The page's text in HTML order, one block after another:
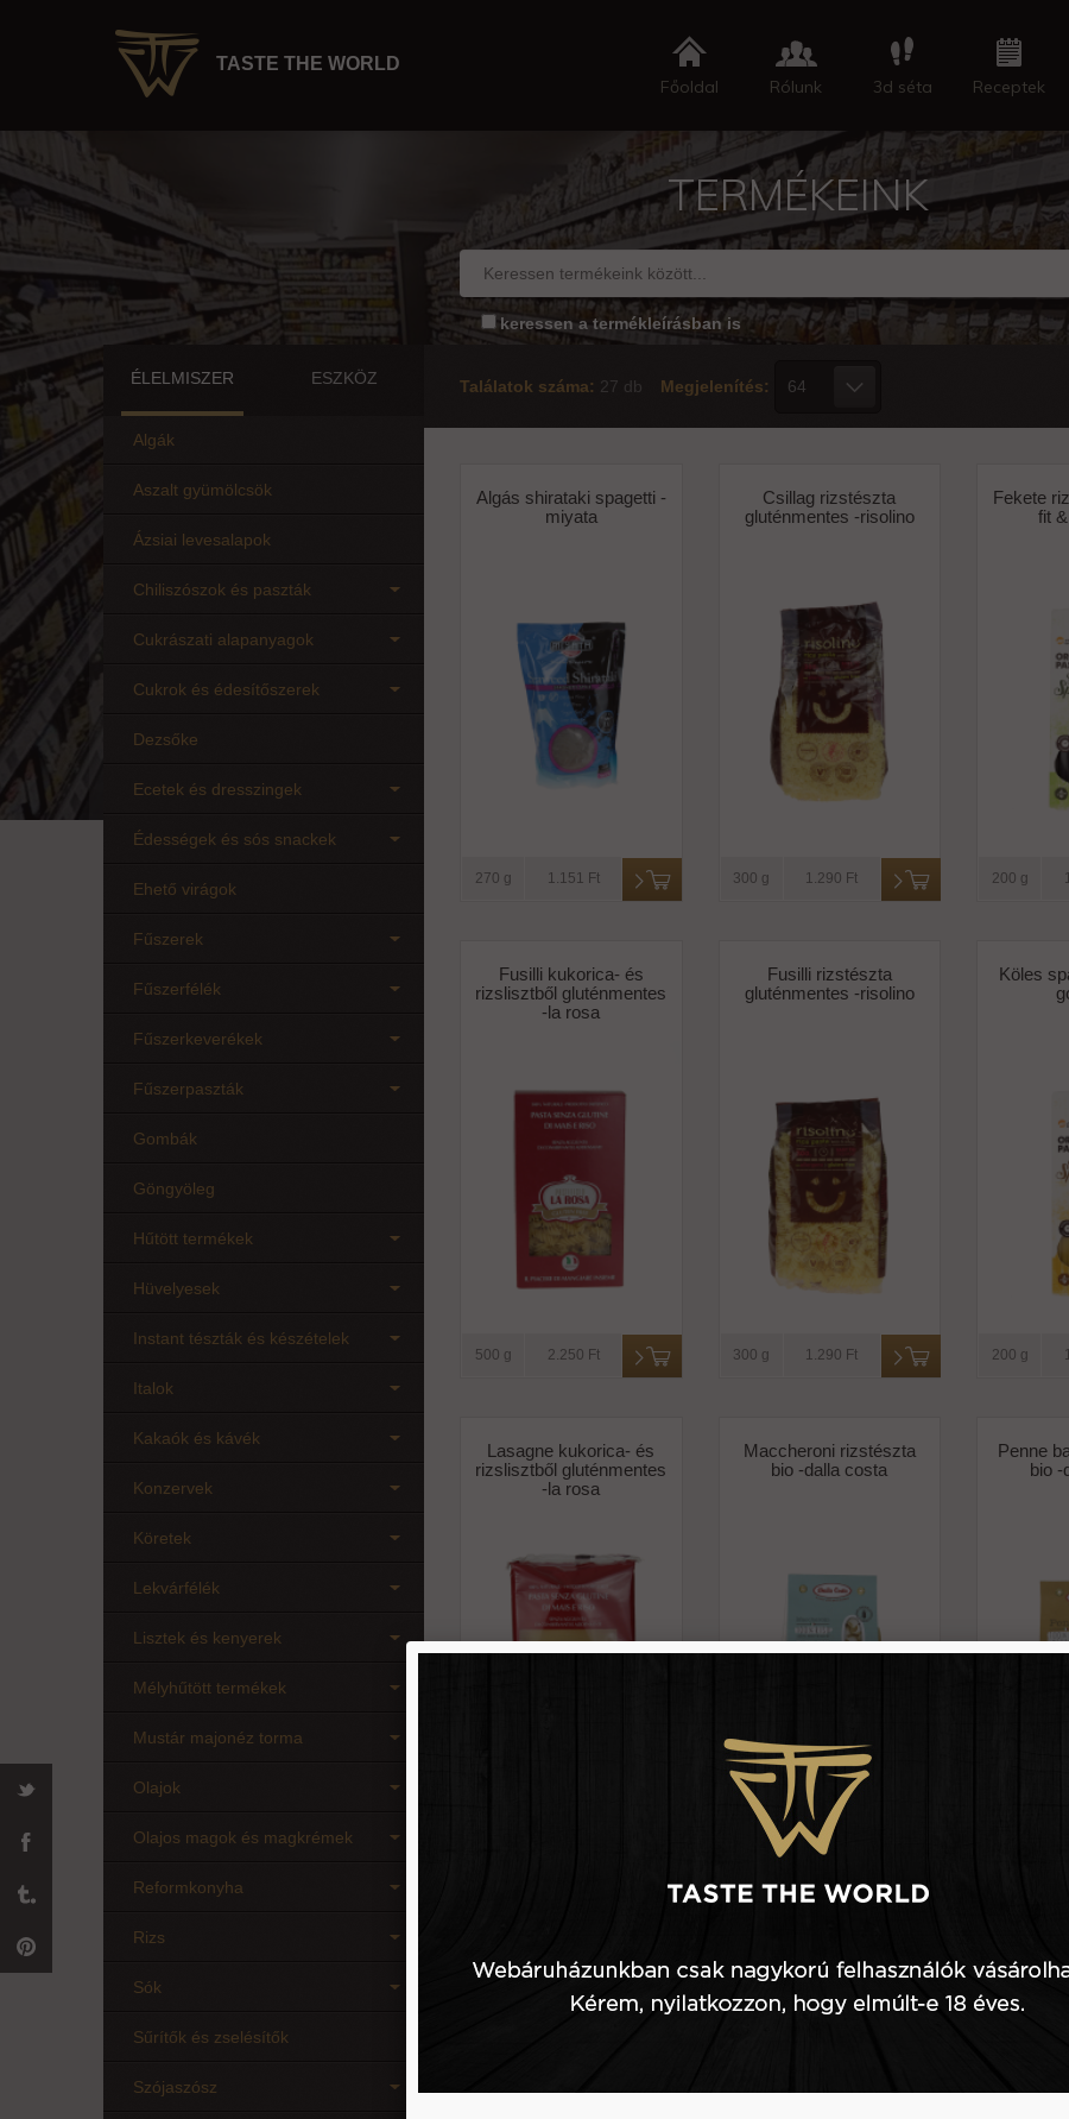
TASTE THE WORLD
Főoldal Rólunk 3d séta Receptek
TERMÉKEINK
keressen a termékleírásban is
ÉLELMISZER ESZKÖZ
Algák
Aszalt gyümölcsök
Ázsiai levesalapok
Chiliszószok és paszták
Cukrászati alapanyagok
Cukrok és édesítőszerek
Dezsőke
Ecetek és dresszingek
Édességek és sós snackek
Ehető virágok
Fűszerek
Fűszerfélék
Fűszerkeverékek
Fűszerpaszták
Gombák
Göngyöleg
Hűtött termékek
Hüvelyesek
Instant tészták és készételek
Italok
Kakaók és kávék
Konzervek
Köretek
Lekvárfélék
Lisztek és kenyerek
Mélyhűtött termékek
Mustár majonéz torma
Olajok
Olajos magok és magkrémek
Reformkonyha
Rizs
Sók
Sűrítők és zselésítők
Szójaszósz
Találatok száma: 27 db Megjelenítés:
Algás shirataki spagetti -
miyata
270 g 1.151 Ft
Csillag rizstészta
gluténmentes -risolino
300 g 1.290 Ft
Fekete
fit
200 g
Fusilli kukorica- és
rizslisztből gluténmentes
-la rosa
500 g 2.250 Ft
Fusilli rizstészta
gluténmentes -risolino
300 g 1.290 Ft
Köles
200 g
Lasagne kukorica- és
rizslisztből gluténmentes
-la rosa
Maccheroni rizstészta
bio -dalla costa
250 g 1.740 Ft
Penne
bio -
barnarizsből
gluténmentes -rummo